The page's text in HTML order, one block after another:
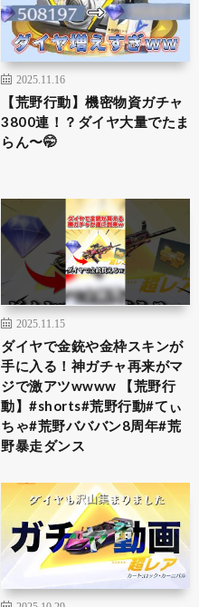
2025.11.16
【荒野行動】機密物資ガチャ
3800連！？ダイヤ大量でたま
らん〜🤭
2025.11.15
ダイヤで金銃や金枠スキンが
手に入る！神ガチャ再来がマ
ジで激アツwwww 【荒野行
動】#shorts#荒野行動#てぃ
ちゃ#荒野バババン8周年#荒
野暴走ダンス